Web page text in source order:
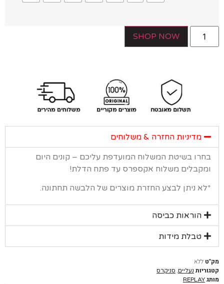
SHOP NOW
מדיניות החזרה & משלוחים
בשיטת המשלוח המועדפת עליכם – קונים היום
משלוח אקספרס עד פתח הדלת!
ניתן לבצע החזרת מוצרים של הלבשה תחתונה.
הוראות כביסה
טבלת מידות
ללא
נעליים, סניקרס
REPLAY